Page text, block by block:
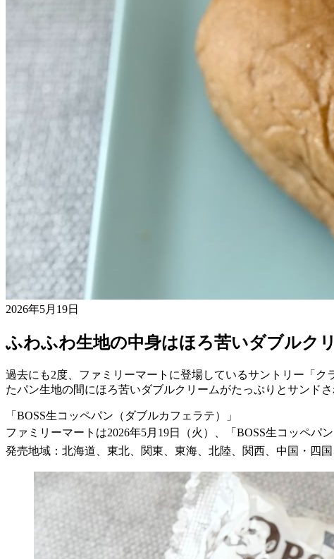
2026年5月19日
ふわふわ生地の中身はほろ苦いダブルク
過去にも2度、ファミリーマートに登場しているサントリー「
たパン生地の間にほろ苦いダブルクリームがたっぷりとサンド
「BOSS生コッペパン（ダブルカフェラテ）」
ファミリーマートは2026年5月19日（火）、「BOSS生コッペパ
発売地域：北海道、東北、関東、東海、北陸、関西、中国・四国